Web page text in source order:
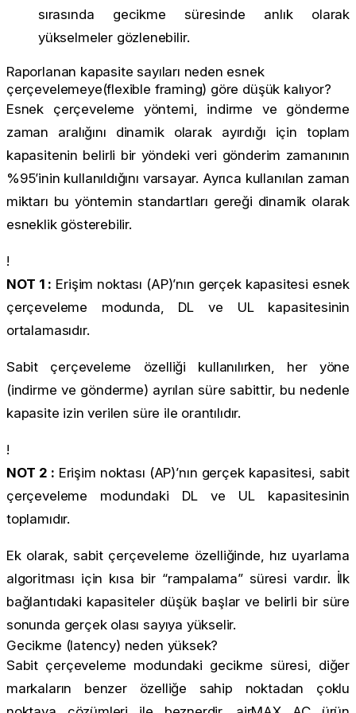
sırasında gecikme süresinde anlık olarak
yükselmeler gözlenebilir.
Raporlanan kapasite sayıları neden esnek
çerçevelemeye(flexible framing) göre düşük kalıyor?
Esnek çerçeveleme yöntemi, indirme ve gönderme
zaman aralığını dinamik olarak ayırdığı için toplam
kapasitenin belirli bir yöndeki veri gönderim zamanının
%95’inin kullanıldığını varsayar. Ayrıca kullanılan zaman
miktarı bu yöntemin standartları gereği dinamik olarak
esneklik gösterebilir.
!
NOT 1 : Erişim noktası (AP)’nın gerçek kapasitesi esnek
çerçeveleme modunda, DL ve UL kapasitesinin
ortalamasıdır.
Sabit çerçeveleme özelliği kullanılırken, her yöne
(indirme ve gönderme) ayrılan süre sabittir, bu nedenle
kapasite izin verilen süre ile orantılıdır.
!
NOT 2 : Erişim noktası (AP)’nın gerçek kapasitesi, sabit
çerçeveleme modundaki DL ve UL kapasitesinin
toplamıdır.
Ek olarak, sabit çerçeveleme özelliğinde, hız uyarlama
algoritması için kısa bir “rampalama” süresi vardır. İlk
bağlantıdaki kapasiteler düşük başlar ve belirli bir süre
sonunda gerçek olası sayıya yükselir.
Gecikme (latency) neden yüksek?
Sabit çerçeveleme modundaki gecikme süresi, diğer
markaların benzer özelliğe sahip noktadan çoklu